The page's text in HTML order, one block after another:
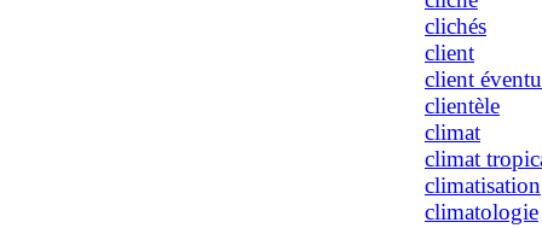
clichés
client
client
clientèle
climat
climat
climatisation
climatologie